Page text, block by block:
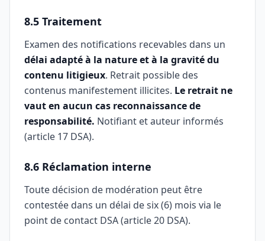
8.5 Traitement
Examen des notifications recevables dans un
délai adapté à la nature et à la gravité du
contenu litigieux. Retrait possible des
contenus manifestement illicites. Le retrait ne
vaut en aucun cas reconnaissance de
responsabilité. Notifiant et auteur informés
(article 17 DSA).
8.6 Réclamation interne
Toute décision de modération peut être
contestée dans un délai de six (6) mois via le
point de contact DSA (article 20 DSA).